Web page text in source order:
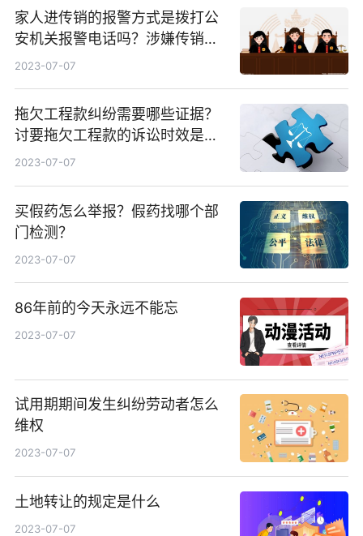
家人进传销的报警方式是拨打公
安机关报警电话吗？涉嫌传销最
多判几年？|实时
2023-07-07
拖欠工程款纠纷需要哪些证据？
讨要拖欠工程款的诉讼时效是几
年？-焦点资讯
2023-07-07
买假药怎么举报？假药找哪个部
门检测？
2023-07-07
86年前的今天永远不能忘
2023-07-07
试用期期间发生纠纷劳动者怎么
维权
2023-07-07
土地转让的规定是什么
2023-07-07